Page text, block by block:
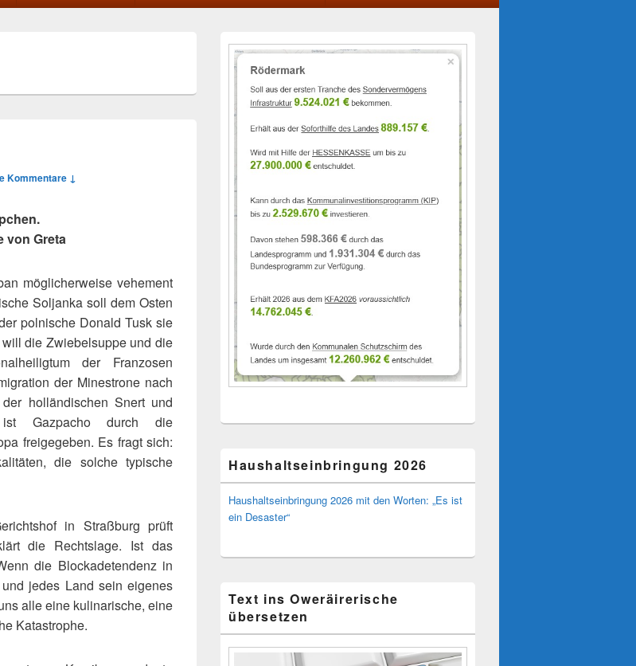
Kommentare ↓
von Greta
möglicherweise vehement
Soljanka soll dem Osten
polnische Donald Tusk sie
die Zwiebelsuppe und die
der Franzosen
der Minestrone nach
holländischen Snert und
Gazpacho durch die
freigegeben. Es fragt sich:
die solche typische
in Straßburg prüft
die Rechtslage. Ist das
die Blockadetendenz in
jedes Land sein eigenes
alle eine kulinarische, eine
Katastrophe.
Seitenleisten-
Widgetbereich
Haushaltseinbringung 2026
Haushaltseinbringung 2026 mit den Worten: „Es ist
ein Desaster“
Text ins Oweräirerische
übersetzen